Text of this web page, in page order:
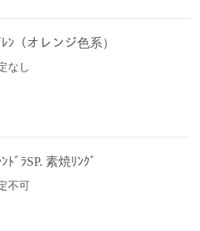
ﾝ（オレンジ色系）
なし
ﾄﾞﾗSP. 素焼ﾘﾝｸﾞ
不可